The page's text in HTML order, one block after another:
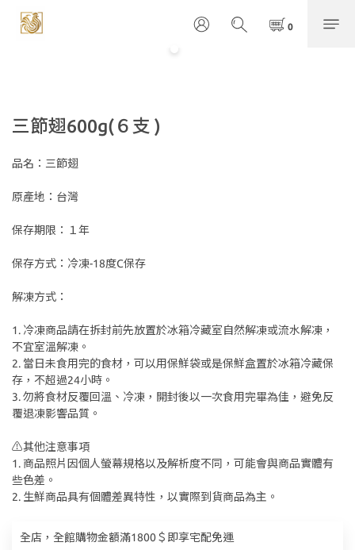
三節翅600g(６支 )
品名：三節翅
原產地：台灣
保存期限：１年
保存方式：冷凍-18度C保存
解凍方式：
1. 冷凍商品請在拆封前先放置於冰箱冷藏室自然解凍或流水解凍，
不宜室溫解凍。
2. 當日未食用完的食材，可以用保鮮袋或是保鮮盒置於冰箱冷藏保
存，不超過24小時。
3. 勿將食材反覆回溫、冷凍，開封後以一次食用完畢為佳，避免反
覆退凍影響品質。
⚠️其他注意事項
1. 商品照片因個人螢幕規格以及解析度不同，可能會與商品實體有
些色差。
2. 生鮮商品具有個體差異特性，以實際到貨商品為主。
全店，全館購物金額滿1800＄即享宅配免運